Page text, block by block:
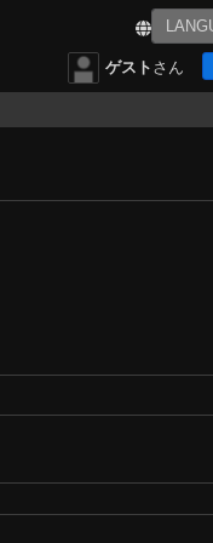
ゲスト さん